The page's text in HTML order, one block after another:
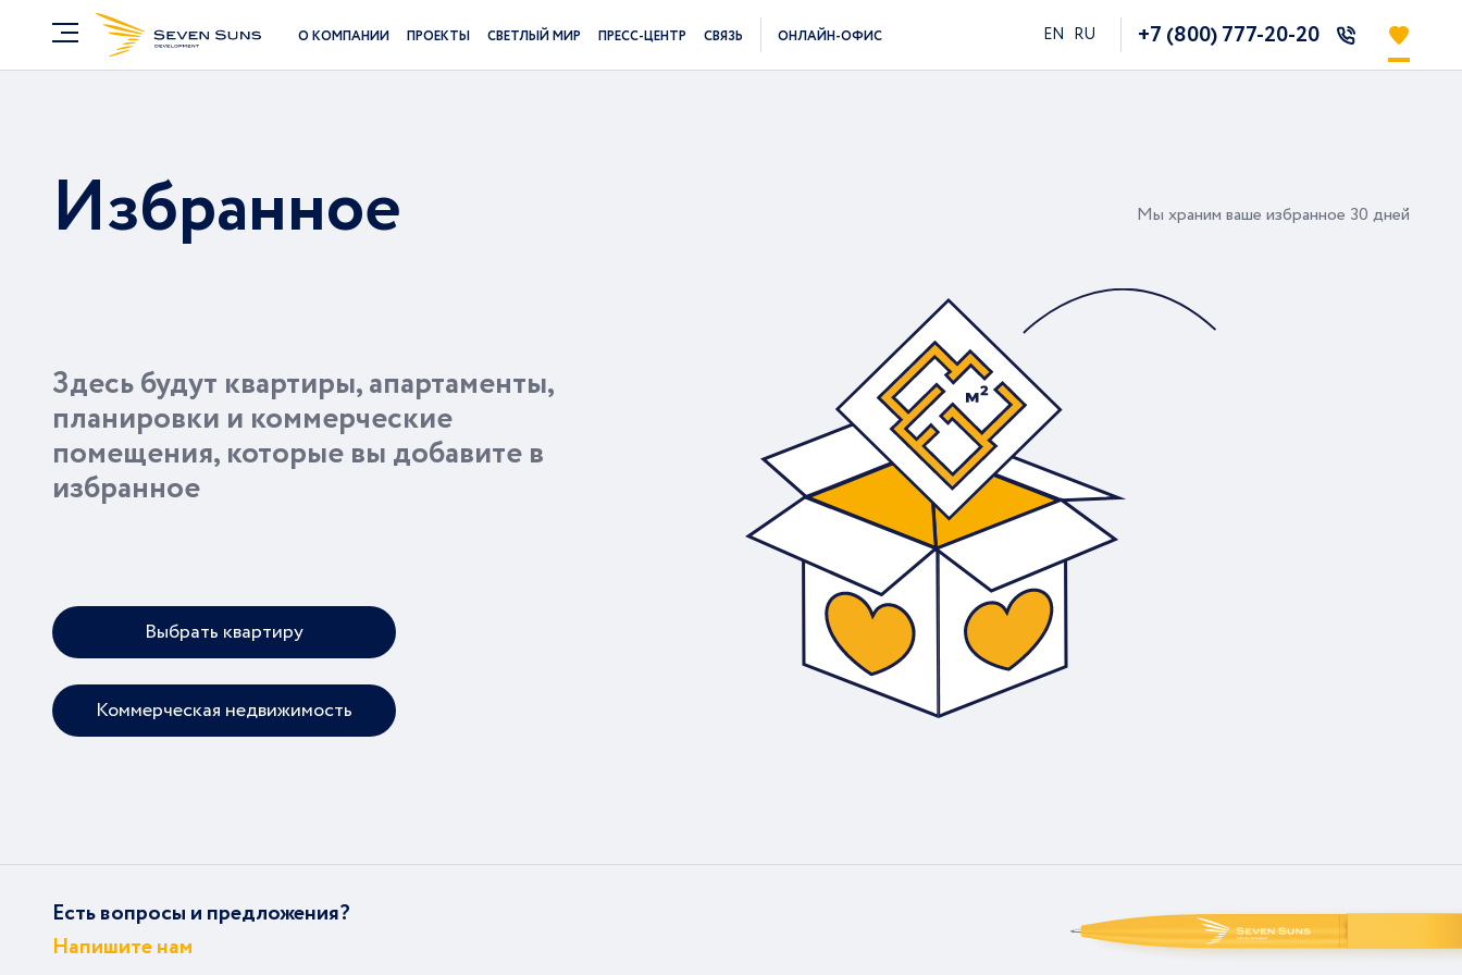
О КОМПАНИИ ПРОЕКТЫ СВЕТЛЫЙ МИР ПРЕСС-ЦЕНТР СВЯЗЬ ОНЛАЙН-ОФИС EN RU +7 (800) 777-20-20
Избранное Мы храним ваше избранное 30 дней
Здесь будут квартиры, апартаменты,
планировки и коммерческие
помещения, которые вы добавите в
избранное
Выбрать квартиру
Коммерческая недвижимость
Есть вопросы и предложения?
Напишите нам